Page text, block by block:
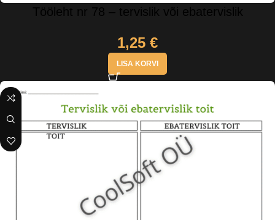
Tööleht nr 78 – tervislik või ebatervislik
1,25 €
LISA KORVI